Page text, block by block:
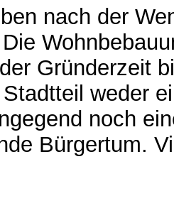
nach der
Gründerzeit
weder
noch
Bürgertum.